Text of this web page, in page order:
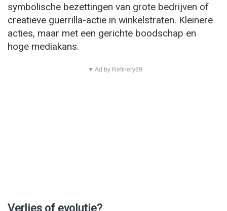
symbolische bezettingen van grote bedrijven of
creatieve guerrilla-actie in winkelstraten. Kleinere
acties, maar met een gerichte boodschap en
hoge mediakans.
▼ Ad by Refinery89
Verlies of evolutie?